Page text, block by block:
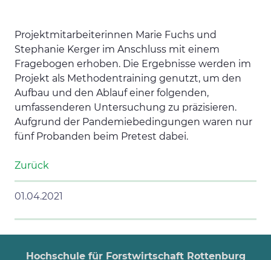
Projektmitarbeiterinnen Marie Fuchs und
Stephanie Kerger im Anschluss mit einem
Fragebogen erhoben. Die Ergebnisse werden im
Projekt als Methodentraining genutzt, um den
Aufbau und den Ablauf einer folgenden,
umfassenderen Untersuchung zu präzisieren.
Aufgrund der Pandemiebedingungen waren nur
fünf Probanden beim Pretest dabei.
Zurück
01.04.2021
Hochschule für Forstwirtschaft Rottenburg